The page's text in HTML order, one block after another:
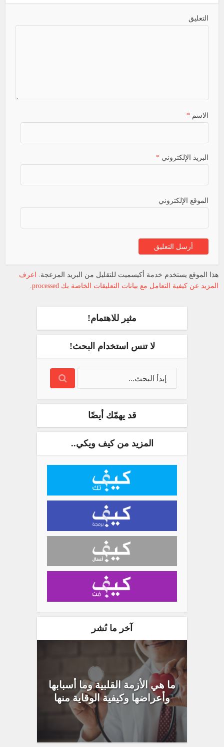
التعليق
الاسم*
البريد الإلكتروني*
الموقع الإلكتروني
هذا الموقع يستخدم خدمة أكيسميت للتقليل من البريد المزعجة.
اعرف
المزيد عن كيفية التعامل مع بيانات التعليقات الخاصة بك processed
.
مثير للاهتمام!
لا تنس استخدام البحث!
قد يهمّك أيضًا
المزيد من كيف ويكي..
آخر ما نُشر
ما هي الأزمة القلبية وما أسبابها
وأعراضها وكيفية الوقاية منها